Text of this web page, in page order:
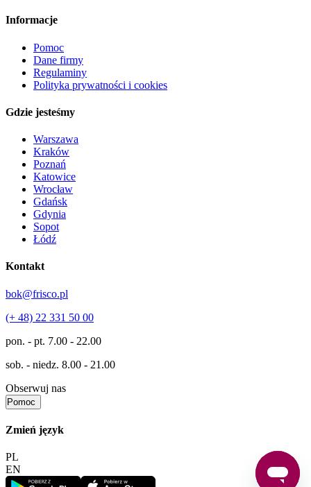
Informacje
Pomoc
Dane firmy
Regulaminy
Polityka prywatności i cookies
Gdzie jesteśmy
Warszawa
Kraków
Poznań
Katowice
Wrocław
Gdańsk
Gdynia
Sopot
Łódź
Kontakt
bok@frisco.pl
(+ 48) 22 331 50 00
pon. - pt. 7.00 - 22.00
sob. - niedz. 8.00 - 21.00
Obserwuj nas
Pomoc
Zmień język
PL
EN